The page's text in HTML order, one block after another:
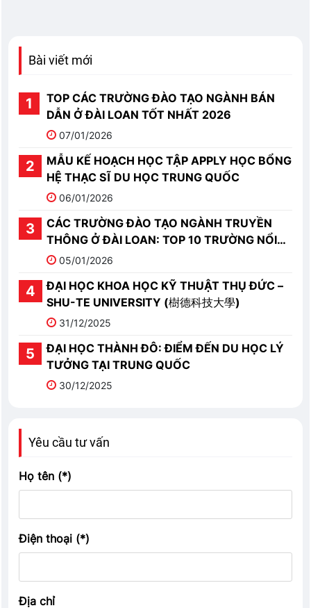
Bài viết mới
TOP CÁC TRƯỜNG ĐÀO TẠO NGÀNH BÁN
DẪN Ở ĐÀI LOAN TỐT NHẤT 2026
07/01/2026
MẪU KẾ HOẠCH HỌC TẬP APPLY HỌC BỔNG
HỆ THẠC SĨ DU HỌC TRUNG QUỐC
06/01/2026
CÁC TRƯỜNG ĐÀO TẠO NGÀNH TRUYỀN
THÔNG Ở ĐÀI LOAN: TOP 10 TRƯỜNG NỔI
BẬT05/01/2026
ĐẠI HỌC KHOA HỌC KỸ THUẬT THỤ ĐỨC –
SHU-TE UNIVERSITY (樹德科技大學)
31/12/2025
ĐẠI HỌC THÀNH ĐÔ: ĐIỂM ĐẾN DU HỌC LÝ
TƯỞNG TẠI TRUNG QUỐC
30/12/2025
Yêu cầu tư vấn
Họ tên (*)
Điện thoại (*)
Địa chỉ